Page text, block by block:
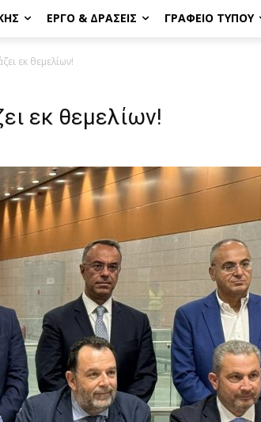
ΈΡΓΟ & ΔΡΆΣΕΙΣ ΓΡΑΦΕΊΟ ΤΎΠΟΥ
εκ θεμελίων!
εκ θεμελίων!